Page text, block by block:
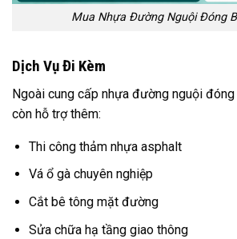
Mua Nhựa Đường Nguội Đóng
Dịch Vụ Đi Kèm
Ngoài cung cấp nhựa đường nguội đóng
còn hỗ trợ thêm:
Thi công thảm nhựa asphalt
Vá ổ gà chuyên nghiệp
Cắt bê tông mặt đường
Sửa chữa hạ tầng giao thông